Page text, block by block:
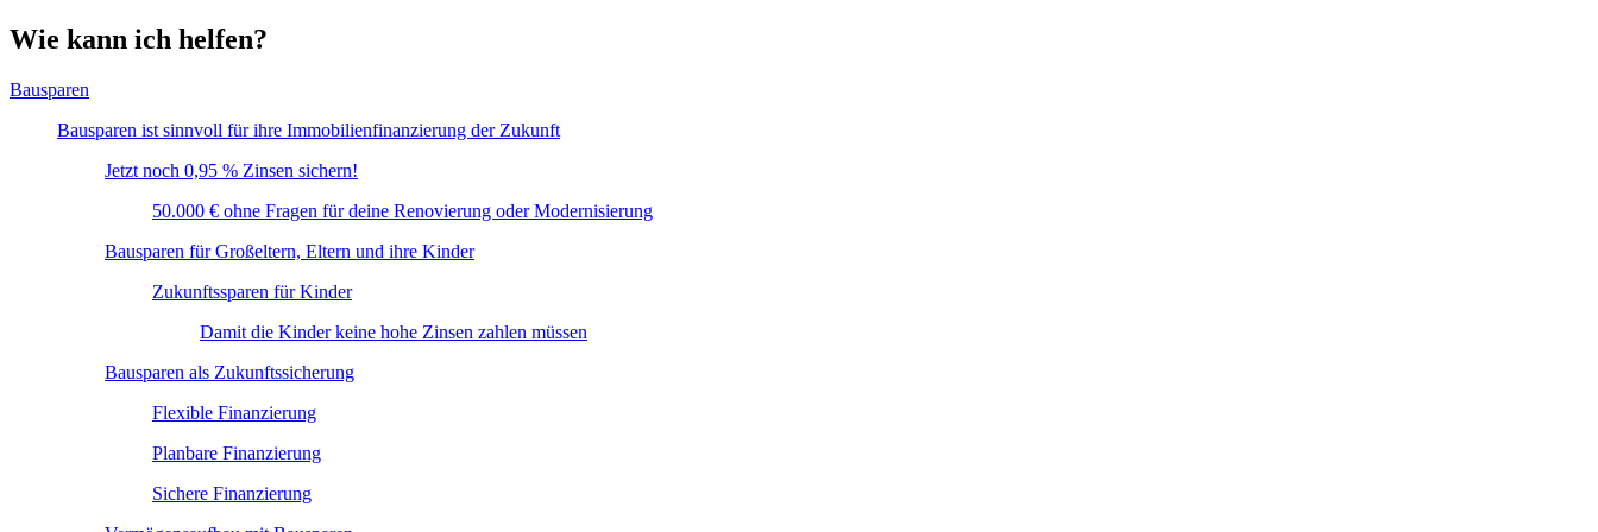
Wie kann ich helfen?
Bausparen
Bausparen ist sinnvoll für ihre Immobilienfinanzierung der Zukunft
Jetzt noch 0,95 % Zinsen sichern!
50.000 € ohne Fragen für deine Renovierung oder Modernisierung
Bausparen für Großeltern, Eltern und ihre Kinder
Zukunftssparen für Kinder
Damit die Kinder keine hohe Zinsen zahlen müssen
Bausparen als Zukunftssicherung
Flexible Finanzierung
Planbare Finanzierung
Sichere Finanzierung